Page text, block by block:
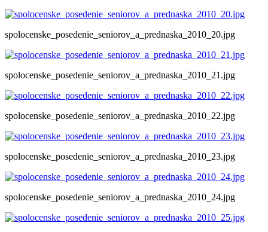
spolocenske_posedenie_seniorov_a_prednaska_2010_20.jpg
spolocenske_posedenie_seniorov_a_prednaska_2010_21.jpg
spolocenske_posedenie_seniorov_a_prednaska_2010_22.jpg
spolocenske_posedenie_seniorov_a_prednaska_2010_23.jpg
spolocenske_posedenie_seniorov_a_prednaska_2010_24.jpg